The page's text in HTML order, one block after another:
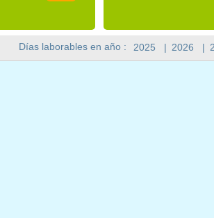
Días laborables en año : 2025 | 2026 |